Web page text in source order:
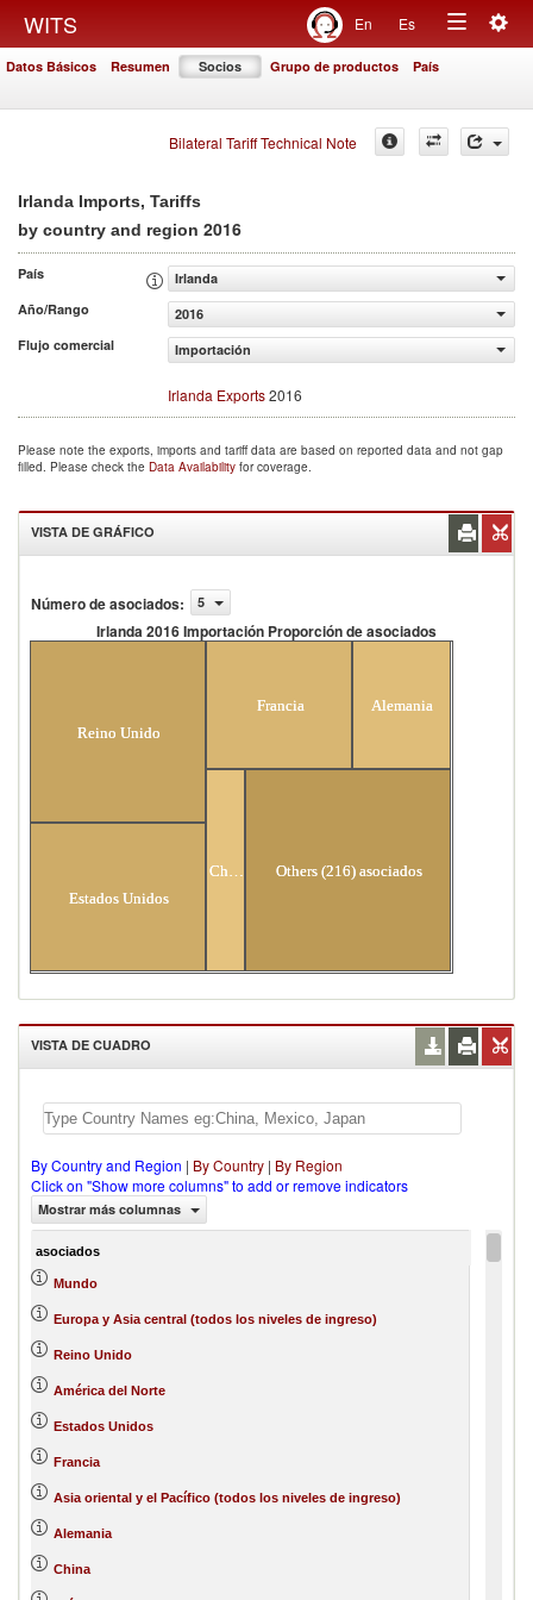
WITS En Es
Toggle
Datos Básicos Resumen Socios Grupo de productos País
Bilateral Tariff Technical Note
Irlanda Imports, Tariffs
by country and region 2016
País
Irlanda
Año/Rango
2016
Flujo comercial
Importación
Irlanda Exports2016
Please note the exports, imports and tariff data are based on reported data and not gap
filled. Please check the Data Availability for coverage.
VISTA DE GRÁFICO
Número de asociados: 5
Irlanda 2016 Importación Proporción de asociados
Reino Unido
Estados Unidos
Francia Alemania
China Others (216) asociados
VISTA DE CUADRO
By Country and Region | By Country | By Region
Click on "Show more columns" to add or remove indicators
Mostrar más columnas
asociados
Mundo
Europa y Asia central (todos los niveles de ingreso)
Reino Unido
América del Norte
Estados Unidos
Francia
Asia oriental y el Pacífico (todos los niveles de ingreso)
Alemania
China